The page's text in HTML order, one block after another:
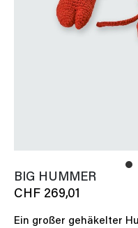
BIG HUMMER
CHF 269,01
Ein großer gehäkelter